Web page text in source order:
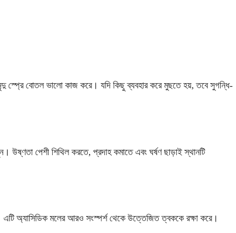
স্প্রে বোতল ভালো কাজ করে। যদি কিছু ব্যবহার করে মুছতে হয়, তবে সুগন্ধি-
পেশী শিথিল করতে, প্রদাহ কমাতে এবং ঘর্ষণ ছাড়াই স্থানটি
এটি অ্যাসিডিক মলের আরও সংস্পর্শ থেকে উত্তেজিত ত্বককে রক্ষা করে।